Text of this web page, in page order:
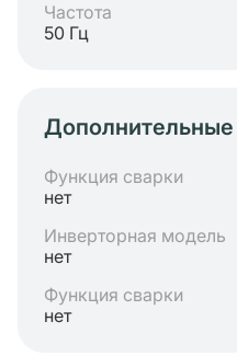
Частота
50 Гц
Дополнительные
Функция сварки
нет
Инверторная модель
нет
Функция сварки
нет